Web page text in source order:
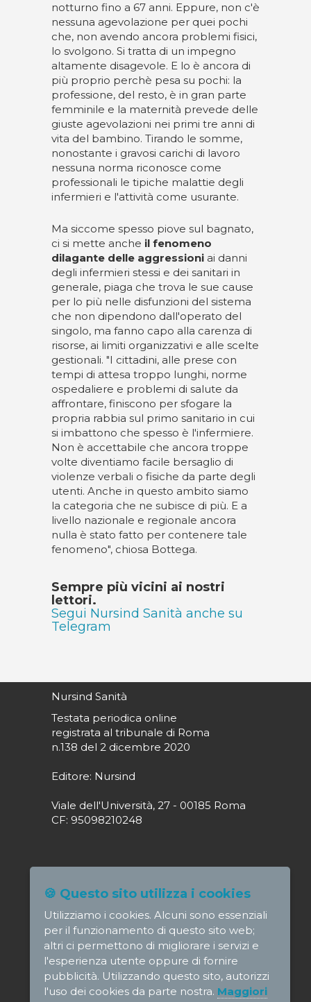
notturno fino a 67 anni. Eppure, non c'è
nessuna agevolazione per quei pochi
che, non avendo ancora problemi fisici,
lo svolgono. Si tratta di un impegno
altamente disagevole. E lo è ancora di
più proprio perchè pesa su pochi: la
professione, del resto, è in gran parte
femminile e la maternità prevede delle
giuste agevolazioni nei primi tre anni di
vita del bambino. Tirando le somme,
nonostante i gravosi carichi di lavoro
nessuna norma riconosce come
professionali le tipiche malattie degli
infermieri e l'attività come usurante.
Ma siccome spesso piove sul bagnato,
ci si mette anche il fenomeno
dilagante delle aggressioni ai danni
degli infermieri stessi e dei sanitari in
generale, piaga che trova le sue cause
per lo più nelle disfunzioni del sistema
che non dipendono dall'operato del
singolo, ma fanno capo alla carenza di
risorse, ai limiti organizzativi e alle scelte
gestionali. "I cittadini, alle prese con
tempi di attesa troppo lunghi, norme
ospedaliere e problemi di salute da
affrontare, finiscono per sfogare la
propria rabbia sul primo sanitario in cui
si imbattono che spesso è l'infermiere.
Non è accettabile che ancora troppe
volte diventiamo facile bersaglio di
violenze verbali o fisiche da parte degli
utenti. Anche in questo ambito siamo
la categoria che ne subisce di più. E a
livello nazionale e regionale ancora
nulla è stato fatto per contenere tale
fenomeno", chiosa Bottega.
Sempre più vicini ai nostri
lettori.
Segui Nursind Sanità anche su
Telegram
Nursind Sanità
Testata periodica online
registrata al tribunale di Roma
n.138 del 2 dicembre 2020
Editore: Nursind
Viale dell'Università, 27 - 00185 Roma
CF: 95098210248
Direttore responsabile: Paola Alagia
direttore@nursindsanita.it
Redazione: redazione@nursindsanita.it
© NursindSanita - e-mail:
🍪 Questo sito utilizza i cookies
Utilizziamo i cookies. Alcuni sono essenziali
per il funzionamento di questo sito web;
altri ci permettono di migliorare i servizi e
l'esperienza utente oppure di fornire
pubblicità. Utilizzando questo sito, autorizzi
l'uso dei cookies da parte nostra. Maggiori